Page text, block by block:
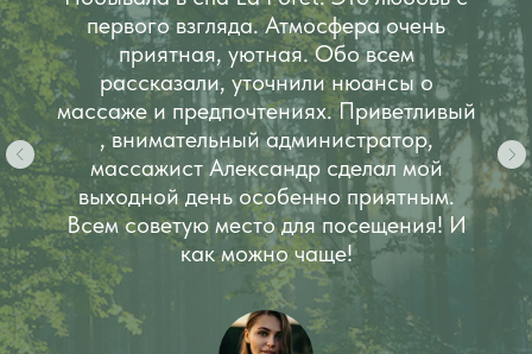
первого взгляда. Атмосфера очень
приятная, уютная. Обо всем
рассказали, уточнили нюансы о
массаже и предпочтениях. Приветливый
, внимательный администратор,
массажист Александр сделал мой
выходной день особенно приятным.
Всем советую место для посещения! И
как можно чаще!